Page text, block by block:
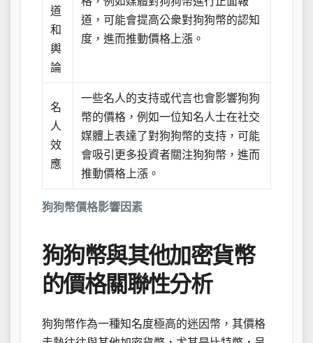
狗狗幣價格影響因素
道
和
輿
論
道，可能會提高公衆對狗狗幣的認知
度，進而推動價格上漲。
名
人
效
應
一些名人的支持或代言也會影響狗狗
幣的價格，例如一位知名人士在社交
媒體上表達了對狗狗幣的支持，可能
會吸引更多投資者關注狗狗幣，進而
推動價格上漲。
狗狗幣與其他加密貨幣
的價格關聯性分析
狗狗幣作為一種知名度極高的迷因幣，其價格